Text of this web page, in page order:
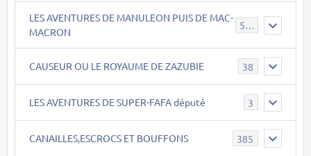
LES AVENTURES DE MANULEON PUIS DE MAC-
MACRON
543
CAUSEUR OU LE ROYAUME DE ZAZUBIE 38
LES AVENTURES DE SUPER-FAFA député 3
CANAILLES,ESCROCS ET BOUFFONS 385